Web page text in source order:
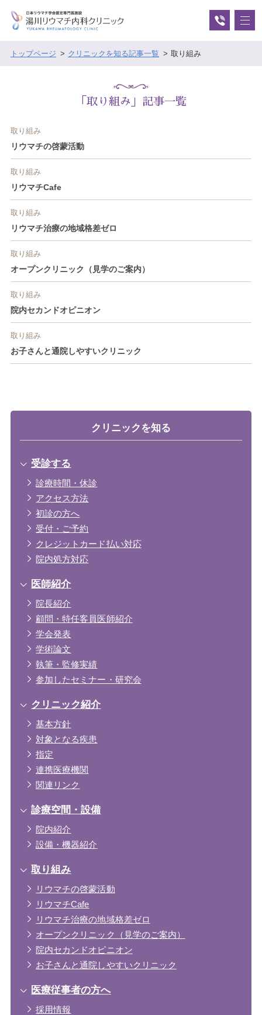
トップページ クリニックを知る記事一覧 取り組み
「取り組み」記事一覧
取り組み
リウマチの啓蒙活動
取り組み
リウマチCafe
取り組み
リウマチ治療の地域格差ゼロ
取り組み
オープンクリニック（見学のご案内）
取り組み
院内セカンドオピニオン
取り組み
お子さんと通院しやすいクリニック
クリニックを知る
受診する
診療時間・休診
アクセス方法
初診の方へ
受付・ご予約
クレジットカード払い対応
院内処方対応
医師紹介
院長紹介
顧問・特任客員医師紹介
学会発表
学術論文
執筆・監修実績
参加したセミナー・研究会
クリニック紹介
基本方針
対象となる疾患
指定
連携医療機関
関連リンク
診療空間・設備
院内紹介
設備・機器紹介
取り組み
リウマチの啓蒙活動
リウマチCafe
リウマチ治療の地域格差ゼロ
オープンクリニック（見学のご案内）
院内セカンドオピニオン
お子さんと通院しやすいクリニック
医療従事者の方へ
採用情報